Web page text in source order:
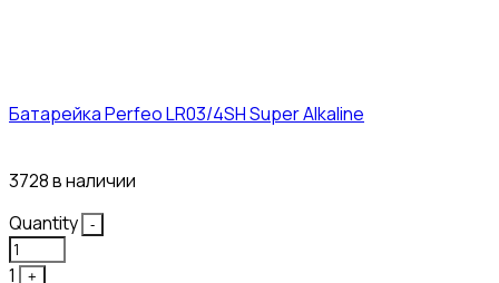
Батарейка Perfeo LR03/4SH Super Alkaline
3728 в наличии
Quantity
-
1
+